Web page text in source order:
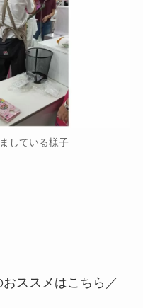
している様子
ススメはこちら／